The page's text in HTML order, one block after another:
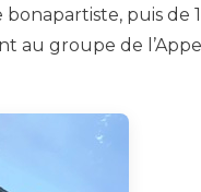
bonapartiste, puis de
au groupe de